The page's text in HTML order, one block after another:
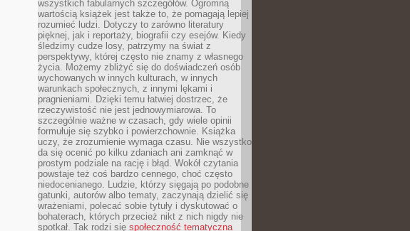
wszystkich fabularnych szczegółów. Ogromną
wartością książek jest także to, że pomagają lepiej
rozumieć ludzi. Dotyczy to zarówno literatury
pięknej, jak i reportaży, biografii czy esejów. Kiedy
śledzimy cudze losy, patrzymy na świat z
perspektywy, której często nie znamy z własnego
życia. Możemy zbliżyć się do doświadczeń osób
wychowanych w innych kulturach, w innych
warunkach społecznych, z innymi lękami i
pragnieniami. Dzięki temu łatwiej dostrzec, że
rzeczywistość nie jest jednowymiarowa. To
szczególnie ważne w czasach, gdy wiele opinii
formułuje się szybko i powierzchownie. Książka
uczy, że zrozumienie wymaga czasu. Nie wszystko
da się ocenić po kilku zdaniach ani zamknąć w
prostym podziale na rację i błąd. Wokół czytania
powstaje też coś bardzo cennego, choć często
niedocenianego. Ludzie, którzy sięgają po podobne
gatunki, autorów albo tematy, zaczynają dzielić się
wrażeniami, polecać sobie tytuły i dyskutować o
bohaterach, których przecież nikt z nich nigdy nie
spotkał. Tak rodzi się społeczność tematyczna